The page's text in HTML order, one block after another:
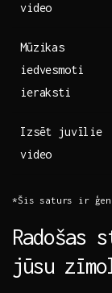
video
Mūzikas
iedvesmoti
ieraksti
Izsēt juvīlie
‌video
*Šis saturs ir
Radošas
jūsu⁤